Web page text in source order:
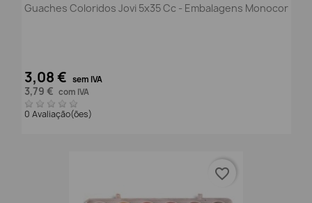
Guaches Coloridos Jovi 5x35 Cc - Embalagens Monocor
3,08 € sem IVA
3,79 € com IVA
0 Avaliação(ões)
favorite_border